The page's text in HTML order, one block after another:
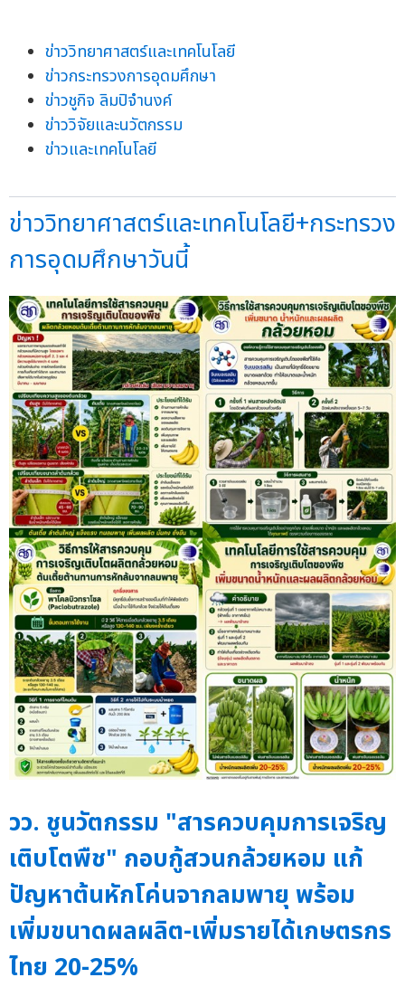
ข่าววิทยาศาสตร์และเทคโนโลยี
ข่าวกระทรวงการอุดมศึกษา
ข่าวชูกิจ ลิมปิจำนงค์
ข่าววิจัยและนวัตกรรม
ข่าวและเทคโนโลยี
ข่าววิทยาศาสตร์และเทคโนโลยี+กระทรวง
การอุดมศึกษาวันนี้
วว. ชูนวัตกรรม "สารควบคุมการเจริญ
เติบโตพืช" กอบกู้สวนกล้วยหอม แก้
ปัญหาต้นหักโค่นจากลมพายุ พร้อม
เพิ่มขนาดผลผลิต-เพิ่มรายได้เกษตรกร
ไทย 20-25%